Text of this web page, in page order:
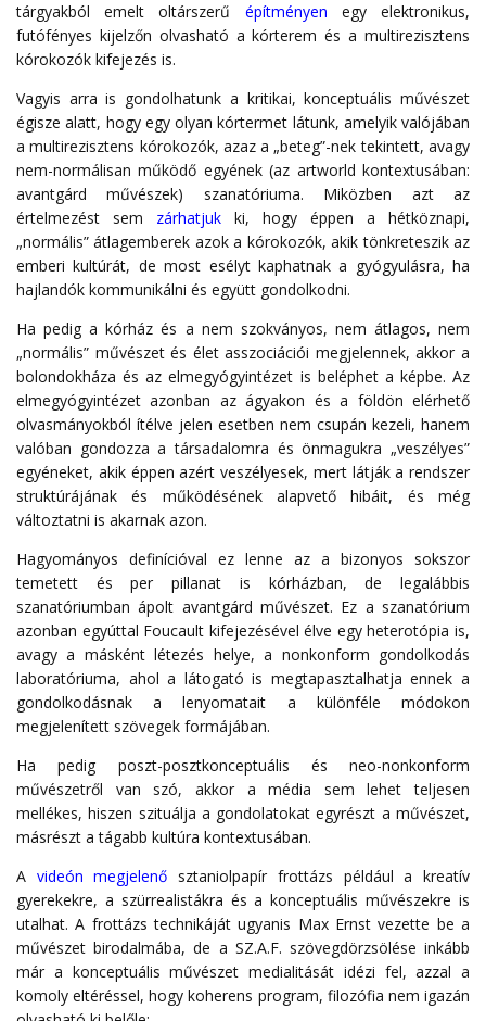
tárgyakból emelt oltárszerű építményen egy elektronikus,
futófényes kijelzőn olvasható a kórterem és a multirezisztens
kórokozók kifejezés is.
Vagyis arra is gondolhatunk a kritikai, konceptuális művészet
égisze alatt, hogy egy olyan kórtermet látunk, amelyik valójában
a multirezisztens kórokozók, azaz a „beteg”-nek tekintett, avagy
nem-normálisan működő egyének (az artworld kontextusában:
avantgárd művészek) szanatóriuma. Miközben azt az
értelmezést sem zárhatjuk ki, hogy éppen a hétköznapi,
„normális” átlagemberek azok a kórokozók, akik tönkreteszik az
emberi kultúrát, de most esélyt kaphatnak a gyógyulásra, ha
hajlandók kommunikálni és együtt gondolkodni.
Ha pedig a kórház és a nem szokványos, nem átlagos, nem
„normális” művészet és élet asszociációi megjelennek, akkor a
bolondokháza és az elmegyógyintézet is beléphet a képbe. Az
elmegyógyintézet azonban az ágyakon és a földön elérhető
olvasmányokból ítélve jelen esetben nem csupán kezeli, hanem
valóban gondozza a társadalomra és önmagukra „veszélyes”
egyéneket, akik éppen azért veszélyesek, mert látják a rendszer
struktúrájának és működésének alapvető hibáit, és még
változtatni is akarnak azon.
Hagyományos definícióval ez lenne az a bizonyos sokszor
temetett és per pillanat is kórházban, de legalábbis
szanatóriumban ápolt avantgárd művészet. Ez a szanatórium
azonban egyúttal Foucault kifejezésével élve egy heterotópia is,
avagy a másként létezés helye, a nonkonform gondolkodás
laboratóriuma, ahol a látogató is megtapasztalhatja ennek a
gondolkodásnak a lenyomatait a különféle módokon
megjelenített szövegek formájában.
Ha pedig poszt-posztkonceptuális és neo-nonkonform
művészetről van szó, akkor a média sem lehet teljesen
mellékes, hiszen szituálja a gondolatokat egyrészt a művészet,
másrészt a tágabb kultúra kontextusában.
A videón megjelenő sztaniolpapír frottázs például a kreatív
gyerekekre, a szürrealistákra és a konceptuális művészekre is
utalhat. A frottázs technikáját ugyanis Max Ernst vezette be a
művészet birodalmába, de a SZ.A.F. szövegdörzsölése inkább
már a konceptuális művészet medialitását idézi fel, azzal a
komoly eltéréssel, hogy koherens program, filozófia nem igazán